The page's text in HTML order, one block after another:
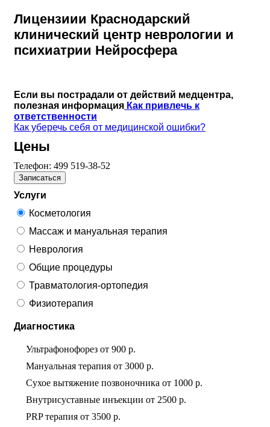
Лицензиии Краснодарский
клинический центр неврологии и
психиатрии Нейросфера
Если вы пострадали от действий медцентра,
полезная информация Как привлечь к
ответственности
Как уберечь себя от медицинской ошибки?
Цены
Телефон: 499 519-38-52
Записаться
Услуги
Косметология
Массаж и мануальная терапия
Неврология
Общие процедуры
Травматология-ортопедия
Физиотерапия
Диагностика
Ультрафонофорез от 900 р.
Мануальная терапия от 3000 р.
Сухое вытяжение позвоночника от 1000 р.
Внутрисуставные инъекции от 2500 р.
PRP терапия от 3500 р.